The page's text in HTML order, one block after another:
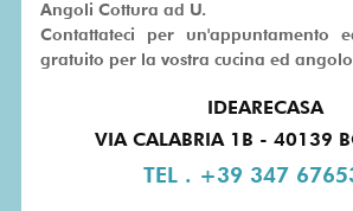
Angoli Cottura ad U.
Contattateci per un'appuntamento
gratuito per la vostra cucina ed angolo
IDEARECASA
VIA CALABRIA 1B - 40139
TEL . +39 347